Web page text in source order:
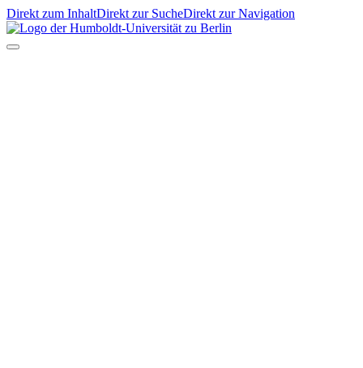
Direkt zum InhaltDirekt zur SucheDirekt zur Navigation